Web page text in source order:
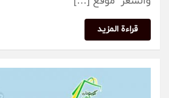
قراءة المزيد